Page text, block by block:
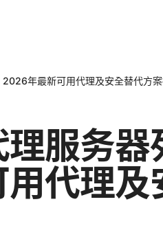
年最新可用代理及安全替代方
理服务
代理